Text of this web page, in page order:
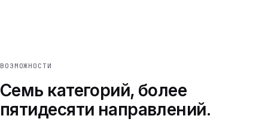
ВОЗМОЖНОСТИ
Семь категорий, более
пятидесяти направлений.